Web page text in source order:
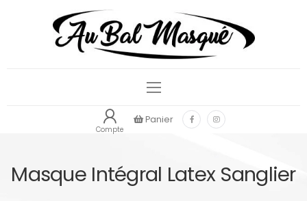
Compte
Panier
Masque Intégral Latex Sanglier